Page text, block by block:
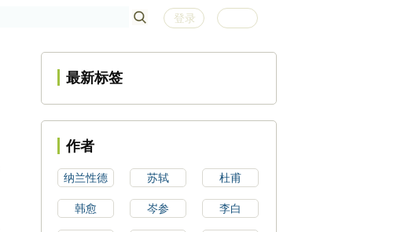
登录
最新标签
作者
纳兰性德 苏轼 杜甫
韩愈 岑参 李白